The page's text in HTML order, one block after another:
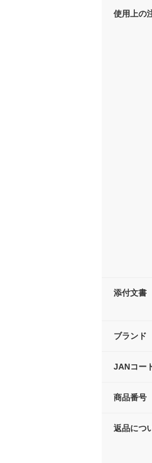
使用上の
添付文書
ブランド
JANコー
商品番号
返品につ